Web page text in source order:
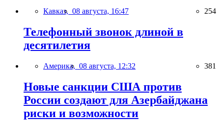
Кавказ, 08 августа, 16:47 254
Телефонный звонок длиной в
десятилетия
Америка, 08 августа, 12:32 381
Новые санкции США против
России создают для Азербайджана
риски и возможности